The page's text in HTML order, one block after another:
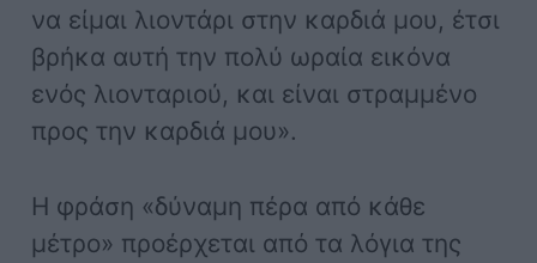
να είμαι λιοντάρι στην καρδιά μου, έτσι
βρήκα αυτή την πολύ ωραία εικόνα
ενός λιονταριού, και είναι στραμμένο
προς την καρδιά μου».
Η φράση «δύναμη πέρα από κάθε
μέτρο» προέρχεται από τα λόγια της